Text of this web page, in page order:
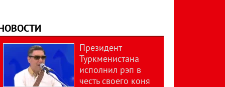
Президент
Туркменистана
исполнил рэп в
честь своего коня